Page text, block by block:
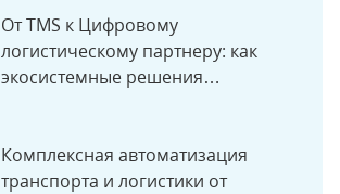
От TMS к Цифровому
логистическому партнеру: как
экосистемные решения
Комплексная автоматизация
транспорта и логистики от